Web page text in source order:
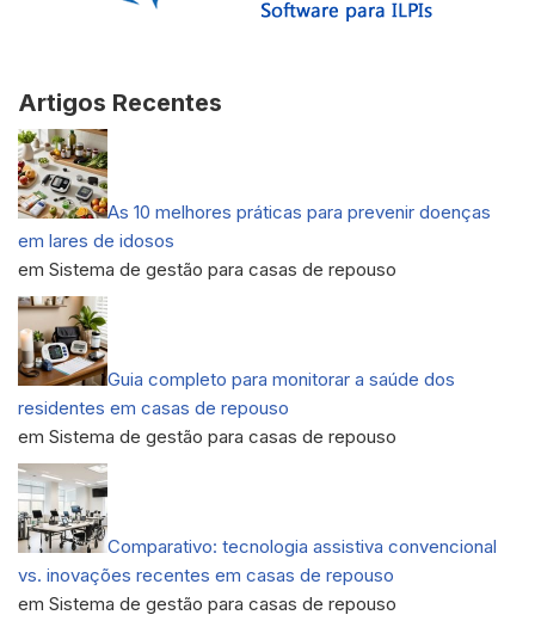
Artigos Recentes
As 10 melhores práticas para prevenir doenças
em lares de idosos
em Sistema de gestão para casas de repouso
Guia completo para monitorar a saúde dos
residentes em casas de repouso
em Sistema de gestão para casas de repouso
Comparativo: tecnologia assistiva convencional
vs. inovações recentes em casas de repouso
em Sistema de gestão para casas de repouso